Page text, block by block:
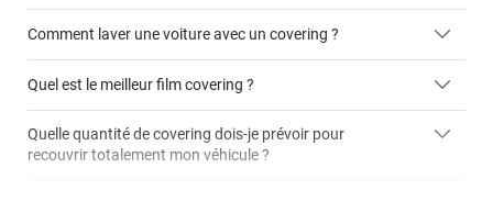
Comment laver une voiture avec un covering ?
Quel est le meilleur film covering ?
covering 2D
Quelle quantité de covering dois-je prévoir pour
recouvrir totalement mon véhicule ?